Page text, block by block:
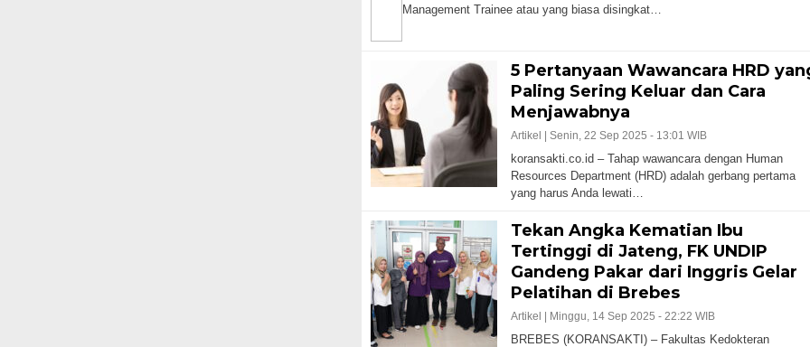
Management Trainee atau yang biasa disingkat…
5 Pertanyaan Wawancara HRD
Paling Sering Keluar dan Cara
Menjawabnya
Artikel | Senin, 22 Sep 2025 - 13:01 WIB
koransakti.co.id – Tahap wawancara dengan Human
Resources Department (HRD) adalah gerbang pertama
yang harus Anda lewati…
Tekan Angka Kematian Ibu
Tertinggi di Jateng, FK UNDIP
Gandeng Pakar dari Inggris Gelar
Pelatihan di Brebes
Artikel | Minggu, 14 Sep 2025 - 22:22 WIB
BREBES (KORANSAKTI) – Fakultas Kedokteran